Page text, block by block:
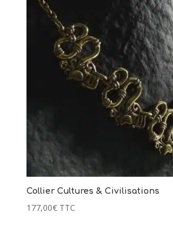
Collier Cultures & Civilisations
177,00€ TTC